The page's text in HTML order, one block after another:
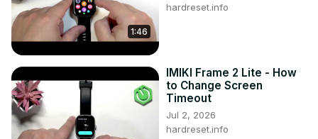
1:46
hardreset.info
IMIKI Frame 2 Lite - How
to Change Screen
Timeout
Jul 2, 2026
hardreset.info